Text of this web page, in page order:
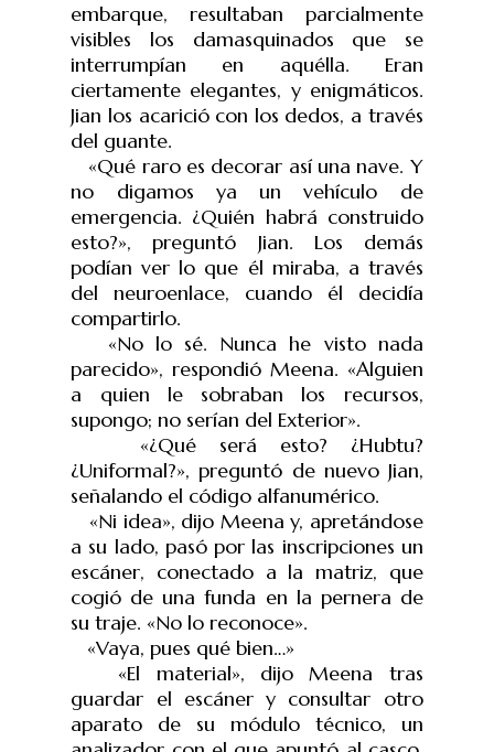
embarque, resultaban parcialmente
visibles los damasquinados que se
interrumpían en aquélla. Eran
ciertamente elegantes, y enigmáticos.
Jian los acarició con los dedos, a través
del guante.
«Qué raro es decorar así una nave. Y
no digamos ya un vehículo de
emergencia. ¿Quién habrá construido
esto?», preguntó Jian. Los demás
podían ver lo que él miraba, a través
del neuroenlace, cuando él decidía
compartirlo.
«No lo sé. Nunca he visto nada
parecido», respondió Meena. «Alguien
a quien le sobraban los recursos,
supongo; no serían del Exterior».
«¿Qué será esto? ¿Hubtu?
¿Uniformal?», preguntó de nuevo Jian,
señalando el código alfanumérico.
«Ni idea», dijo Meena y, apretándose
a su lado, pasó por las inscripciones un
escáner, conectado a la matriz, que
cogió de una funda en la pernera de
su traje. «No lo reconoce».
«Vaya, pues qué bien…»
«El material», dijo Meena tras
guardar el escáner y consultar otro
aparato de su módulo técnico, un